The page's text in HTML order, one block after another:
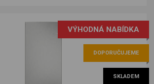
VÝHODNÁ NABÍDKA
DOPORUČUJEME
SKLADEM